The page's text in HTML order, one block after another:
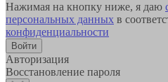
Нажимая на кнопку ниже, я даю
персональных данных в
конфиденциальности
Авторизация
Восстановление пароля